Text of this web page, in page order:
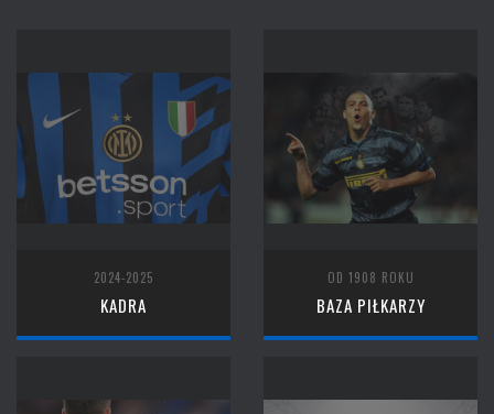
2024-2025
KADRA
OD 1908 ROKU
BAZA PIŁKARZY